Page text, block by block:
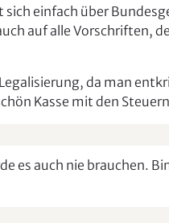
einfach über
auf alle Vorschriften,
da man
Kasse mit den
es auch nie brauchen.